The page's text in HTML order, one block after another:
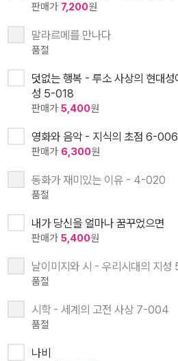
판매가 7,200원
말라르메를 만나다
품절
덧없는 행복 - 루소 사상의 현대성
성 5-018
판매가 5,400원
영화와 음악 - 지식의 초점 6-006
판매가 6,300원
동화가 재미있는 이유 - 4-020
품절
내가 당신을 얼마나 꿈꾸었으면
판매가 5,400원
날이미지와 시 - 우리시대의 지
품절
시학 - 세계의 고전 사상 7-004
품절
나비